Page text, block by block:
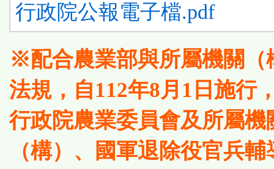
行政院公報電子檔.pdf
※配合農業部與所屬機關（
法規，自112年8月1日施行
行政院農業委員會及所屬機
（構）、國軍退除役官兵